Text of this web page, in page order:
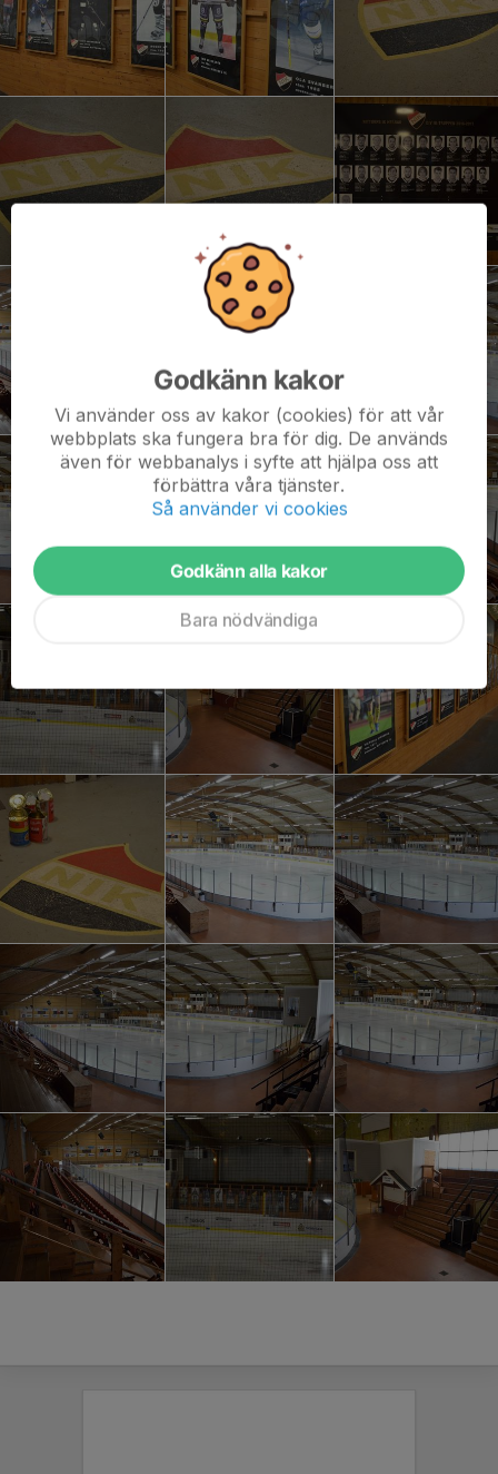
Godkänn kakor
Vi använder oss av kakor (cookies) för att vår
webbplats ska fungera bra för dig. De används
även för webbanalys i syfte att hjälpa oss att
förbättra våra tjänster.
Så använder vi cookies
Godkänn alla kakor
Bara nödvändiga